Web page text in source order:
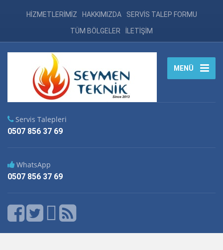
HİZMETLERİMİZ HAKKIMIZDA SERVİS TALEP FORMU
TÜM BÖLGELER İLETİŞİM
MENÜ
Servis Talepleri
0507 856 37 69
WhatsApp
0507 856 37 69